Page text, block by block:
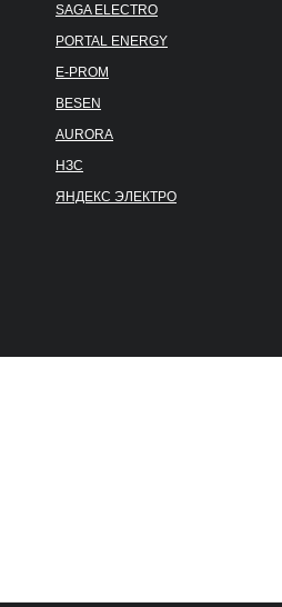
SAGA ELECTRO
PORTAL ENERGY
E-PROM
BESEN
AURORA
НЗС
ЯНДЕКС ЭЛЕКТРО